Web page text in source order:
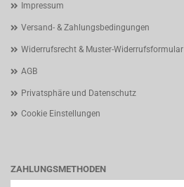
Impressum
Versand- & Zahlungsbedingungen
Widerrufsrecht & Muster-Widerrufsformular
AGB
Privatsphäre und Datenschutz
Cookie Einstellungen
ZAHLUNGSMETHODEN